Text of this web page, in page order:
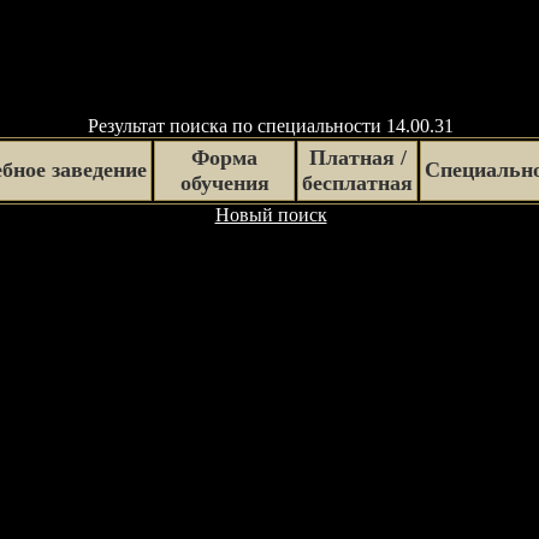
Результат поиска по специальности 14.00.31
заведение
Форма
обучения
Платная /
бесплатная
Новый поиск